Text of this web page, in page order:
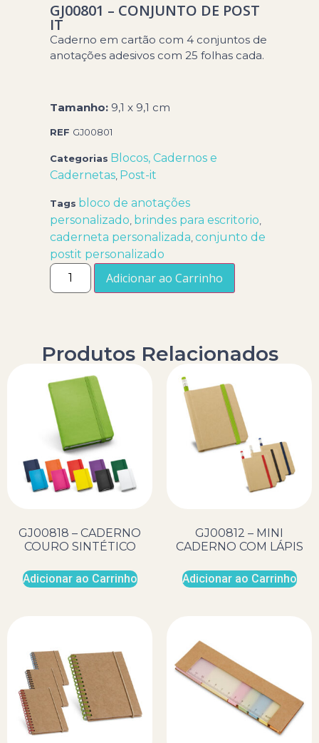
GJ00801 – CONJUNTO DE POST
IT
Caderno em cartão com 4 conjuntos de
anotações adesivos com 25 folhas cada.
Tamanho: 9,1 x 9,1 cm
REF GJ00801
Categorias Blocos, Cadernos e
Cadernetas, Post-it
Tags bloco de anotações
personalizado, brindes para escritorio,
caderneta personalizada,conjunto de
postit personalizado
Adicionar ao Carrinho
Produtos Relacionados
GJ00818 – CADERNO
COURO SINTÉTICO
Adicionar ao Carrinho
GJ00812 – MINI
CADERNO COM LÁPIS
Adicionar ao Carrinho